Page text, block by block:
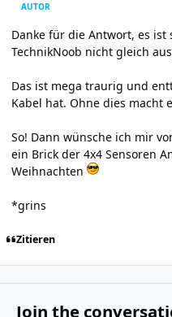
AUTOR
Danke für die Antwort, es ist
TechnikNoob nicht gleich
Das ist mega traurig und
Kabel hat. Ohne dies macht
So! Dann wünsche ich mir
ein Brick der 4x4 Sensoren
Weihnachten
*grins
Zitieren
Join the